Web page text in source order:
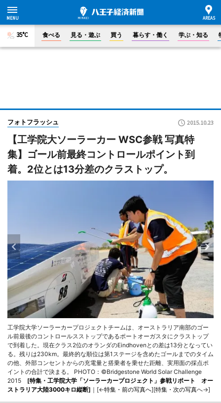
35°C 食べる 見る・遊ぶ 買う 暮らす・働く 学ぶ・知る
フォトフラッシュ 2015.10.23
【工学院大ソーラーカー WSC参戦 写真特
集】ゴール前最終コントロールポイント到
着。2位とは13分差のクラストップ。
工学院大学ソーラーカープロジェクトチームは、オーストラリア南部のゴー
ル前最後のコントロールスストップであるポートオーガスタにクラストップ
で到着した。現在クラス2位のオランダのEindhovenとの差は13分となってい
る。残りは230km。最終的な順位は第1ステージを含めたゴールまでのタイム
の他、外部コンセントからの充電量と搭乗者を乗せた距離、実用面の採点ポ
イントの合計で決まる。 PHOTO：©Bridgestone World Solar Challenge
2015 [特集・工学院大学「ソーラーカープロジェクト」参戦リポート オー
ストラリア大陸3000キロ縦断] ｜[←特集・前の写真へ][特集・次の写真へ→]